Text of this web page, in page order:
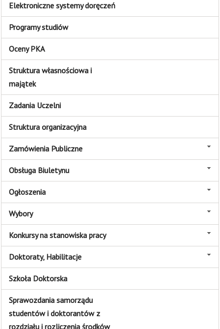
Elektroniczne systemy doręczeń
Programy studiów
Oceny PKA
Struktura własnościowa i
majątek
Zadania Uczelni
Struktura organizacyjna
Zamówienia Publiczne
Obsługa Biuletynu
Ogłoszenia
Wybory
Konkursy na stanowiska pracy
Doktoraty, Habilitacje
Szkoła Doktorska
Sprawozdania samorządu
studentów i doktorantów z
rozdziału i rozliczenia środków